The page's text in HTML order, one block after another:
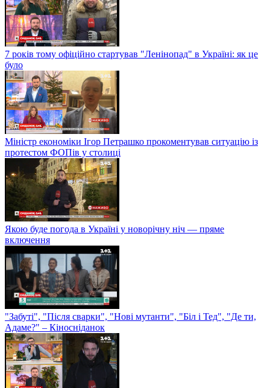
7 років тому офіційно стартував "Ленінопад" в Україні: як це
було
Міністр економіки Ігор Петрашко прокоментував ситуацію із
протестом ФОПів у столиці
Якою буде погода в Україні у новорічну ніч — пряме
включення
"Забуті", "Після сварки", "Нові мутанти", "Біл і Тед", "Де ти,
Адаме?" – Кіносніданок